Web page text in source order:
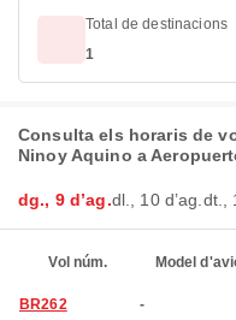
Total de destinacions
1
Consulta els horaris de
Ninoy Aquino a
dg., 9 d’ag.dl., 10 d’ag. dt.,
Vol núm. Model
BR262 -